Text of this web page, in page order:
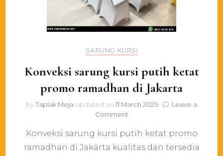
SARUNG KURSI
Konveksi sarung kursi putih ketat
promo ramadhan di Jakarta
byTaplak Meja updated on 11 March 2025
Leave a
Commenton
sarung
kursi
Konveksi sarung kursi putih ketat promo
ramadhan di Jakarta kualitas dan tersedia